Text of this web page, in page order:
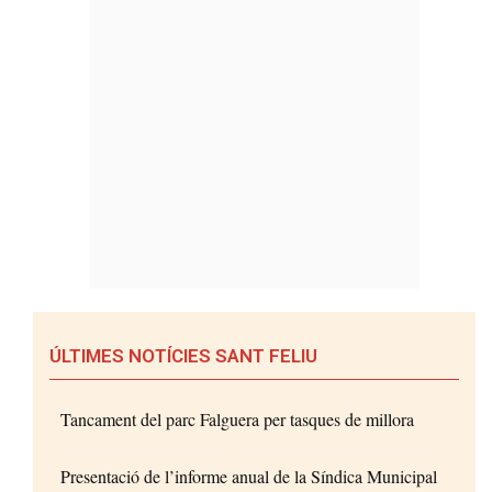
ÚLTIMES NOTÍCIES SANT FELIU
Tancament del parc Falguera per tasques de millora
Presentació de l’informe anual de la Síndica Municipal